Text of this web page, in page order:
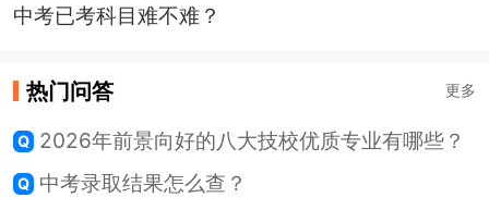
中考已考科目难不难？
热门问答 更多
2026年前景向好的八大技校优质专业有哪些？
中考录取结果怎么查？